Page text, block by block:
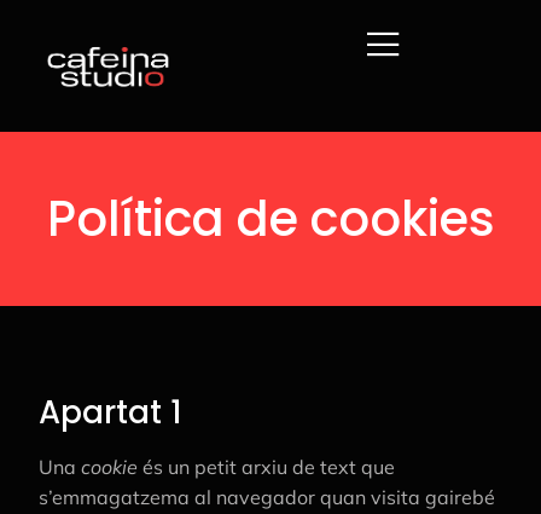
Política de cookies
Apartat 1
Una cookie és un petit arxiu de text que
s’emmagatzema al navegador quan visita gairebé